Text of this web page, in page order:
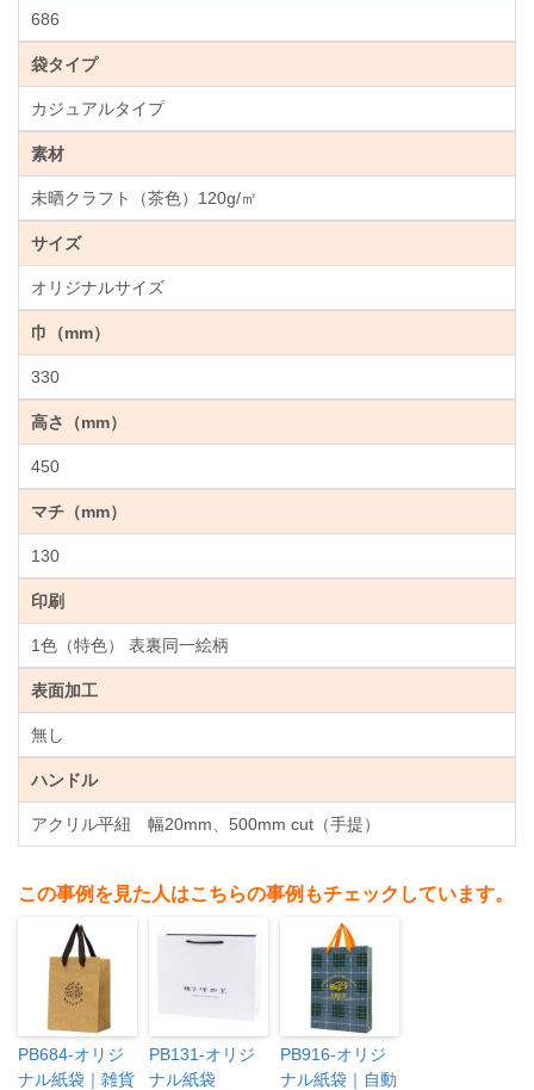
686
袋タイプ
カジュアルタイプ
素材
未晒クラフト（茶色）120g/㎡
サイズ
オリジナルサイズ
巾（mm）
330
高さ（mm）
450
マチ（mm）
130
印刷
1色（特色） 表裏同一絵柄
表面加工
無し
ハンドル
アクリル平紐 幅20mm、500mm cut（手提）
この事例を見た人はこちらの事例もチェックしています。
PB684-オリジ
ナル紙袋｜雑貨
PB131-オリジ
ナル紙袋
PB916-オリジ
ナル紙袋｜自動